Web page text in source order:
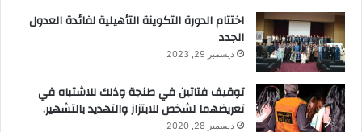
اختتام الدورة التكوينة التأهيلية لفائدة العدول
الجدد
ديسمبر 29, 2023
توقيف فتاتين في طنجة وذلك للاشتباه في
تعريضهما لشخص للابتزاز والتهديد بالتشهير.
ديسمبر 28, 2020